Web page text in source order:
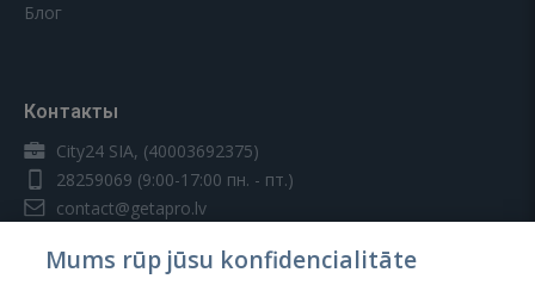
Блог
Контакты
City24 SIA, (40003692375)
28259069 (9:00-17:00 пн. - пт.)
contact@getapro.lv
Mums rūp jūsu konfidencialitāte